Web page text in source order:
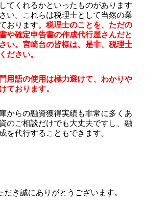
てくれるかといったものがあります
い。これらは税理士として当然の業
おります。 税理士のことを、ただの
や確定申告書の作成代行屋さんだと
い。宮崎台の皆様は、是非、税理士
ださい。
用語の使用は極力避けて、わかりや
ております。
からの融資獲得実績も非常に多くあ
のご相談だけでも大丈夫ですし、融
を代行することもできます。
だき誠にありがとうございます。